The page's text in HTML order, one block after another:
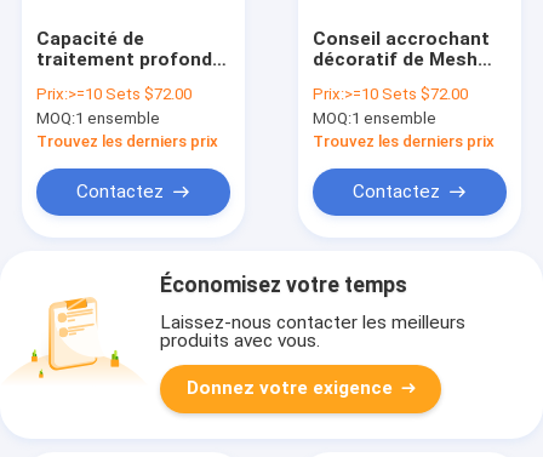
Capacité de
traitement profonde
retrait de Mesh Filter
Element Strong Dust
du fil Ss304
Prix:>=10 Sets $72.00
MOQ:1 ensemble
Trouvez les derniers prix
Contactez
Conseil accrochant
décoratif de Mesh
Pendant Tool en
métal de l'affichage
0.35mm de panneau
Prix:>=10 Sets $72.00
MOQ:1 ensemble
Trouvez les derniers prix
Contactez
Économisez votre temps
Laissez-nous contacter les meilleurs
produits avec vous.
Donnez votre exigence